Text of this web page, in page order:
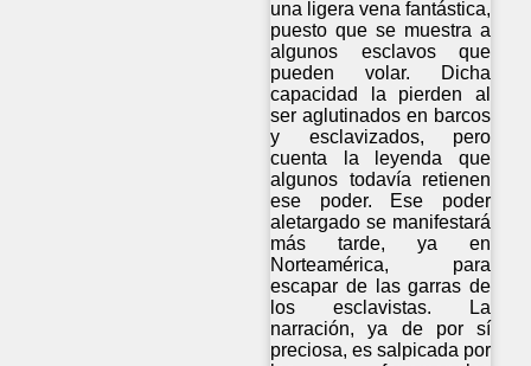
una ligera vena fantástica,
puesto que se muestra a
algunos esclavos que
pueden volar. Dicha
capacidad la pierden al
ser aglutinados en barcos
y esclavizados, pero
cuenta la leyenda que
algunos todavía retienen
ese poder. Ese poder
aletargado se manifestará
más tarde, ya en
Norteamérica, para
escapar de las garras de
los esclavistas. La
narración, ya de por sí
preciosa, es salpicada por